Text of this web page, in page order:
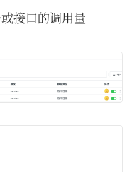
接口的调用量